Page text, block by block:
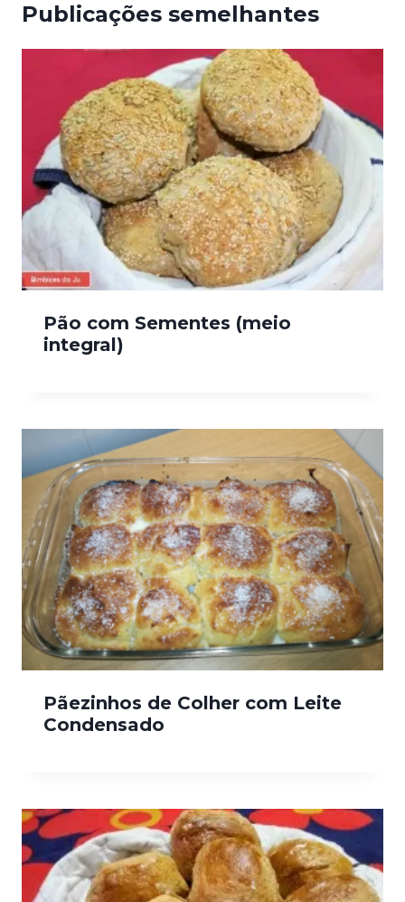
Publicações semelhantes
Pão com Sementes (meio
integral)
Pãezinhos de Colher com Leite
Condensado